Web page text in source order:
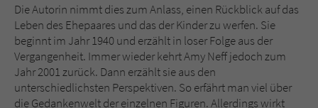
Die Autorin nimmt dies zum Anlass, einen Rückblick auf das
Leben des Ehepaares und das der Kinder zu werfen. Sie
beginnt im Jahr 1940 und erzählt in loser Folge aus der
Vergangenheit. Immer wieder kehrt Amy Neff jedoch zum
Jahr 2001 zurück. Dann erzählt sie aus den
unterschiedlichsten Perspektiven. So erfährt man viel über
die Gedankenwelt der einzelnen Figuren. Allerdings wirkt